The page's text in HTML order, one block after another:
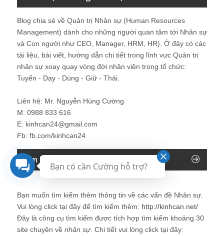
Blog chia sẻ về Quản trị Nhân sự (Human Resources
Management) dành cho những người quan tâm tới Nhân sự
và Con người như CEO, Manager, HRM, HR). Ở đây có các
tài liệu, bài viết, hướng dẫn chi tiết trong lĩnh vực Quản trị
nhân sự xoay quay vòng đời nhân viên trong tổ chức:
Tuyển - Dạy - Dùng - Giữ - Thải.
Liên hệ: Mr. Nguyễn Hùng Cường
M: 0988 833 616
E: kinhcan24@gmail.com
Fb: fb.com/kinhcan24
Tìm kiếm trên Blog Nhân sự
Bạn muốn tìm kiếm thêm thông tin về các vấn đề Nhân sự
Vui lòng click tại đây để tìm kiếm thêm: http://kinhcan.net/
Đây là công cụ tìm kiếm được tích hợp tìm kiếm khoảng 30
site chuyên về nhân sự. Chi tiết vui lòng click tại đây:
Bạn có cần Cường hỗ trợ?